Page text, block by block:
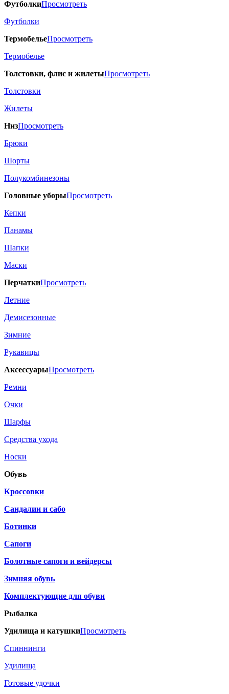
ФутболкиПросмотреть
Футболки
ТермобельеПросмотреть
Термобелье
Толстовки, флис и жилетыПросмотреть
Толстовки
Жилеты
НизПросмотреть
Брюки
Шорты
Полукомбинезоны
Головные уборыПросмотреть
Кепки
Панамы
Шапки
Маски
ПерчаткиПросмотреть
Летние
Демисезонные
Зимние
Рукавицы
АксессуарыПросмотреть
Ремни
Очки
Шарфы
Средства ухода
Носки
Обувь
Кроссовки
Сандалии и сабо
Ботинки
Сапоги
Болотные сапоги и вейдерсы
Зимняя обувь
Комплектующие для обуви
Рыбалка
Удилища и катушкиПросмотреть
Спиннинги
Удилища
Готовые удочки